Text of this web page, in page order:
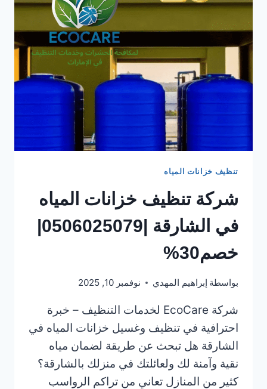
تنظيف خزانات المياه
شركة تنظيف خزانات المياه
خصم30%
بواسطة إبراهيم المهدي نوفمبر 10, 2025
شركة EcoCare لخدمات التنظيف – خبرة
احترافية في تنظيف وغسيل خزانات المياه في
الشارقة هل تبحث عن طريقة لضمان مياه
نقية وآمنة لك ولعائلتك في منزلك بالشارقة؟
كثير من المنازل تعاني من تراكم الرواسب